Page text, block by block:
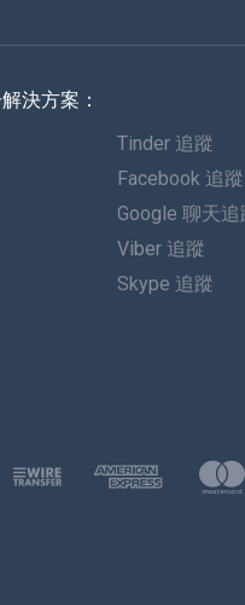
決方案：
Tinder 追蹤
Facebook 追蹤
Google 聊天追
Viber 追蹤
Skype 追蹤